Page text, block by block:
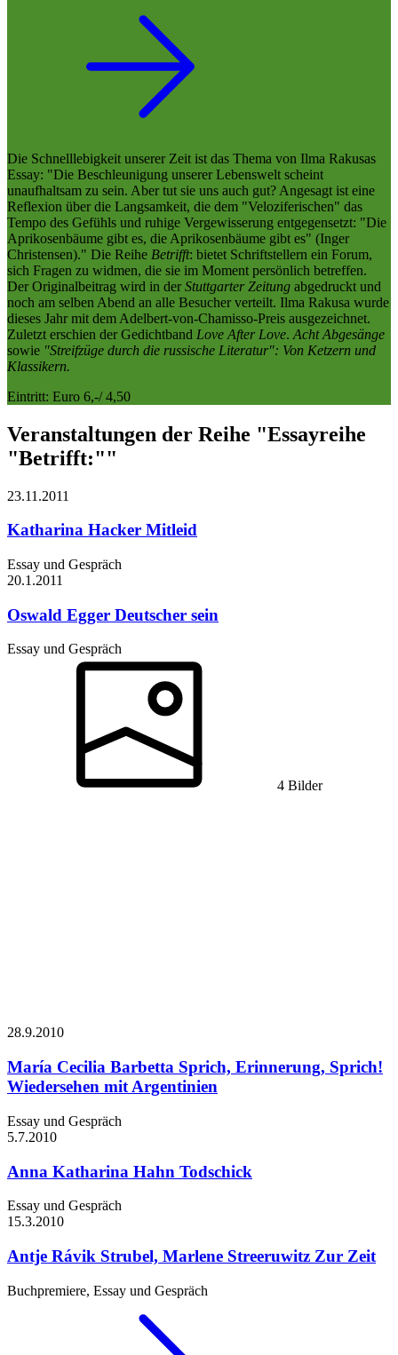
Die Schnelllebigkeit unserer Zeit ist das Thema von Ilma Rakusas
Essay: "Die Beschleunigung unserer Lebenswelt scheint
unaufhaltsam zu sein. Aber tut sie uns auch gut? Angesagt ist eine
Reflexion über die Langsamkeit, die dem "Veloziferischen" das
Tempo des Gefühls und ruhige Vergewisserung entgegensetzt: "Die
Aprikosenbäume gibt es, die Aprikosenbäume gibt es" (Inger
Christensen)." Die Reihe Betrifft: bietet Schriftstellern ein Forum,
sich Fragen zu widmen, die sie im Moment persönlich betreffen.
Der Originalbeitrag wird in derStuttgarter Zeitung abgedruckt und
noch am selben Abend an alle Besucher verteilt. Ilma Rakusa wurde
dieses Jahr mit dem Adelbert-von-Chamisso-Preis ausgezeichnet.
Zuletzt erschien der Gedichtband Love After Love. Acht Abgesänge
sowie "Streifzüge durch die russische Literatur": Von Ketzern und
Klassikern.
Eintritt: Euro 6,-/ 4,50
Veranstaltungen der Reihe "Essayreihe
"Betrifft:""
23.11.2011
Katharina Hacker Mitleid
Essay und Gespräch
20.1.2011
Oswald Egger Deutscher sein
Essay und Gespräch
4 Bilder
28.9.2010
María Cecilia Barbetta Sprich, Erinnerung, Sprich!
Wiedersehen mit Argentinien
Essay und Gespräch
5.7.2010
Anna Katharina Hahn Todschick
Essay und Gespräch
15.3.2010
Antje Rávik Strubel, Marlene Streeruwitz Zur Zeit
Buchpremiere, Essay und Gespräch